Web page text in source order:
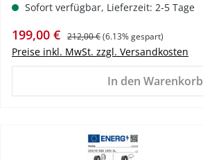
Sofort verfügbar, Lieferzeit: 2-5 Tage
Verkaufspreis:
199,00 € Regulärer Preis:
212,00 €(6.13% gespart)
Preise inkl. MwSt. zzgl. Versandkosten
In den Warenkorb